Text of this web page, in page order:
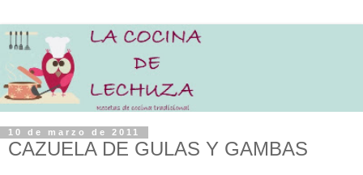
10 de marzo de 2011
CAZUELA DE GULAS Y GAMBAS